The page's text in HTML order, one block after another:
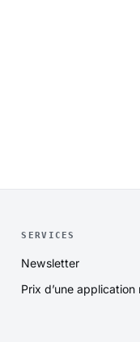
SERVICES
Newsletter
Prix d’une application